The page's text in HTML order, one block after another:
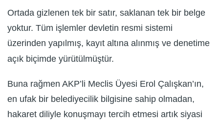
Ortada gizlenen tek bir satır, saklanan tek bir belge
yoktur. Tüm işlemler devletin resmi sistemi
üzerinden yapılmış, kayıt altına alınmış ve denetime
açık biçimde yürütülmüştür.
Buna rağmen AKP’li Meclis Üyesi Erol Çalışkan’ın,
en ufak bir belediyecilik bilgisine sahip olmadan,
hakaret diliyle konuşmayı tercih etmesi artık siyasi